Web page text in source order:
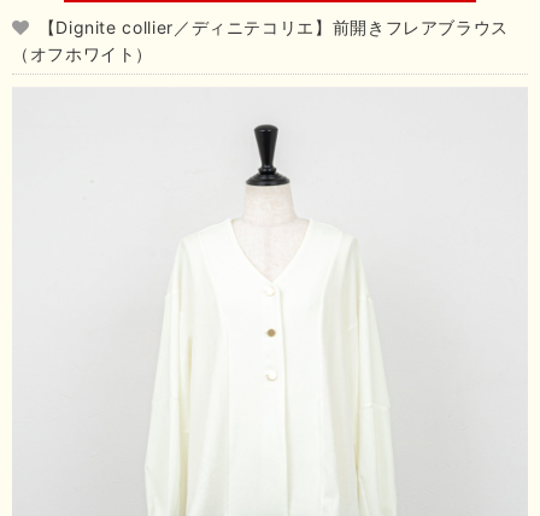
【Dignite collier／ディニテコリエ】前開きフレアブラウス
（オフホワイト）